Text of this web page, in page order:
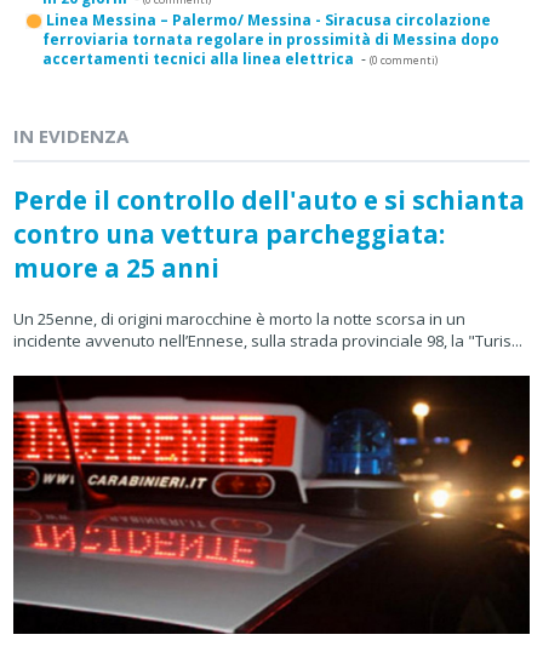
Linea Messina – Palermo/ Messina - Siracusa circolazione
ferroviaria tornata regolare in prossimità di Messina dopo
accertamenti tecnici alla linea elettrica - (0 commenti)
IN EVIDENZA
Perde il controllo dell'auto e si schianta
contro una vettura parcheggiata:
muore a 25 anni
Un 25enne, di origini marocchine è morto la notte scorsa in un
incidente avvenuto nell’Ennese, sulla strada provinciale 98, la "Turis...